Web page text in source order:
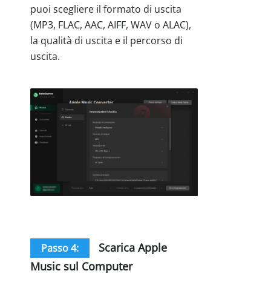
puoi scegliere il formato di uscita
(MP3, FLAC, AAC, AIFF, WAV o ALAC),
la qualità di uscita e il percorso di
uscita.
Passo 4:
Scarica Apple
Music sul Computer